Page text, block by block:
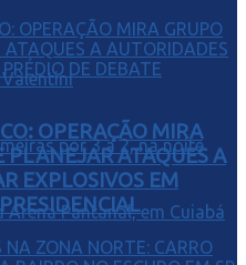
OPERAÇÃO MIRA
PLANEJAR ATAQUES A
EXPLOSIVOS EM